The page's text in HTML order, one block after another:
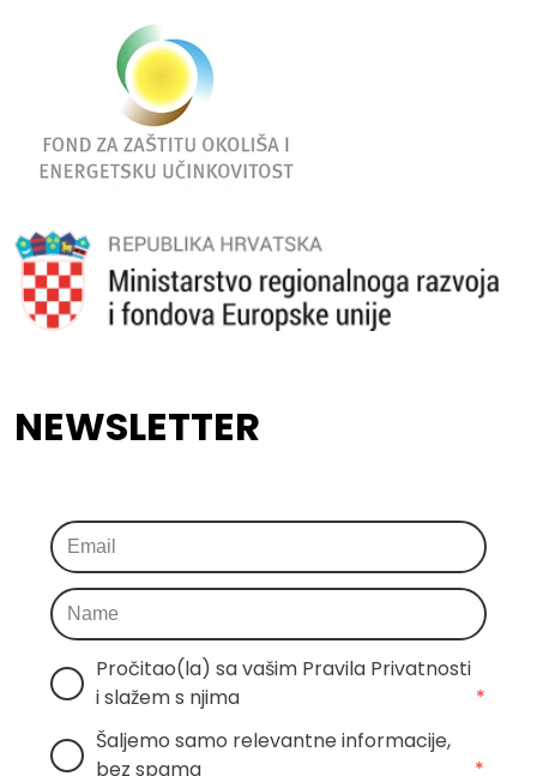
NEWSLETTER
Pročitao(la) sa vašim Pravila Privatnosti
i slažem s njima
*
Šaljemo samo relevantne informacije,
bez spama
*